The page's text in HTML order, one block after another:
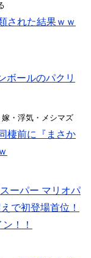
された結果ｗｗ
ボールのパクリ
・浮気・メシマズ
棲前に『まさか
ーパー マリオパ
で初登場首位！
！！